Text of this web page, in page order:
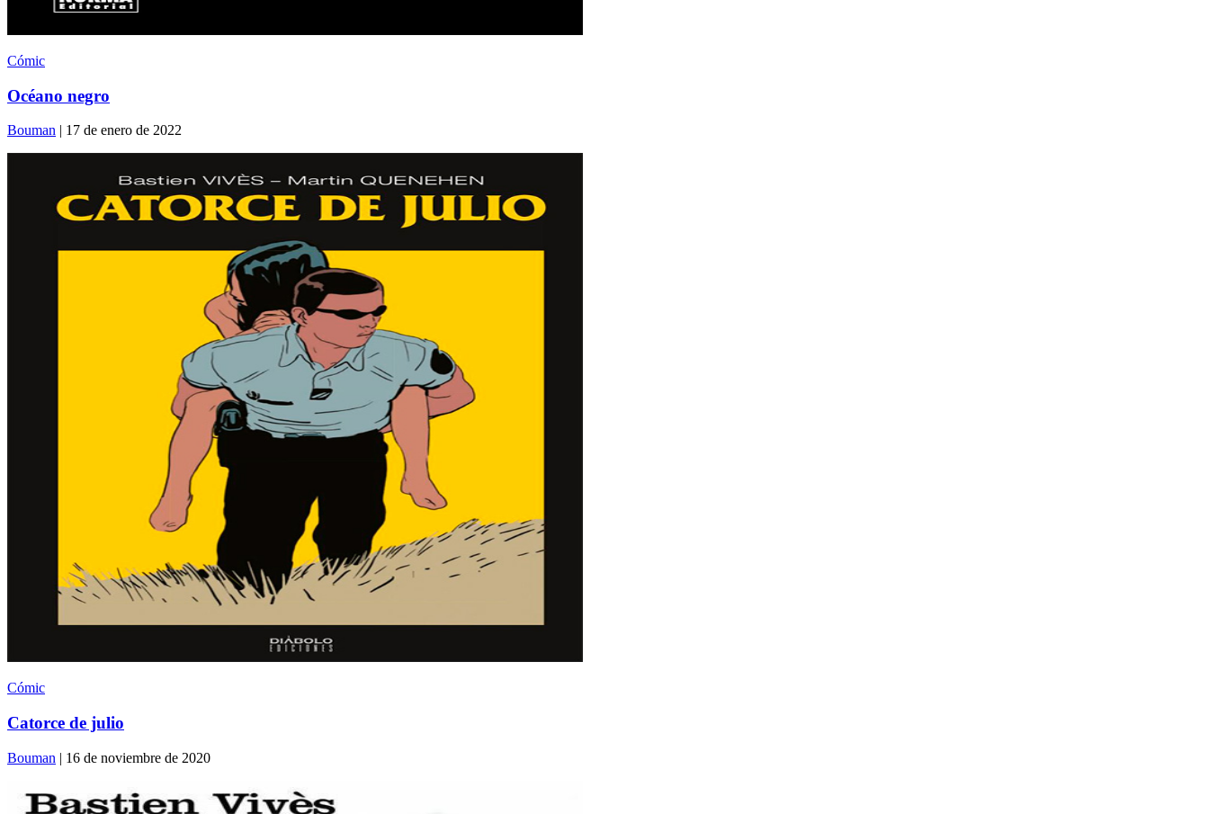
Cómic
Océano negro
Bouman | 17 de enero de 2022
Cómic
Catorce de julio
Bouman | 16 de noviembre de 2020